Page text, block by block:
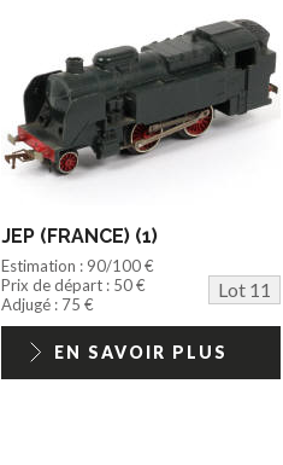
JEP (FRANCE) (1)
Estimation : 90/100 €
Prix de départ : 50 €
Lot 11
Adjugé : 75 €
EN SAVOIR PLUS